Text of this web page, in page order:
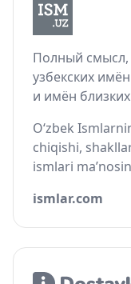
Полный
узбекских
и имён
O‘zbek
chiqishi,
ismlari
ismlar.com